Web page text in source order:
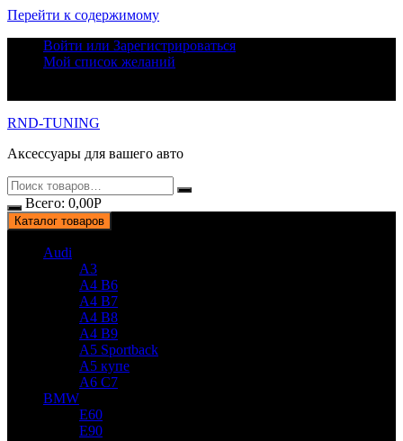
Перейти к содержимому
Войти или Зарегистрироваться
Мой список желаний
RND-TUNING
Аксессуары для вашего авто
Всего: 0,00Р
Каталог товаров
Audi
A3
A4 B6
A4 B7
A4 B8
A4 B9
A5 Sportback
A5 купе
A6 C7
BMW
E60
E90